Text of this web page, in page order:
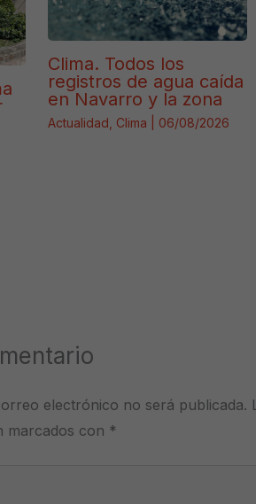
Clima. Todos los
registros de agua caída
en Navarro y la zona
Actualidad Clima 06/08/2026
electrónico no será publicada.
marcados con *